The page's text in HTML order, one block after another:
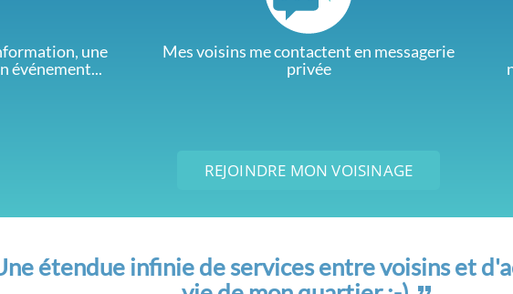
une
événement...
Mes voisins me contactent en messagerie
privée
REJOINDRE MON VOISINAGE
étendue infinie de services entre voisins et